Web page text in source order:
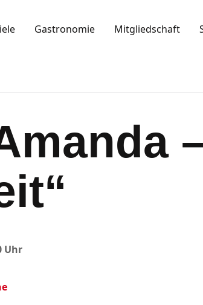
Gastronomie Mitgliedschaft
Uhr